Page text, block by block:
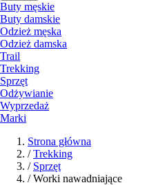
Buty męskie
Buty damskie
Odzież męska
Odzież damska
Trail
Trekking
Sprzęt
Odżywianie
Wyprzedaż
Marki
Strona główna
/ Trekking
/ Sprzęt
/ Worki nawadniające